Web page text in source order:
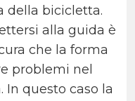
della bicicletta.
alla guida è
che la forma
problemi nel
In questo caso la